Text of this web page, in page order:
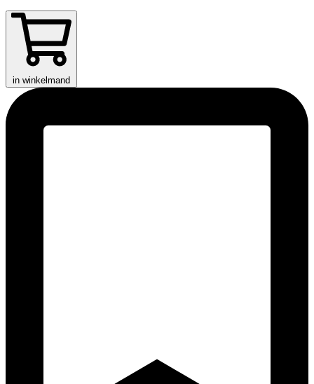
in winkelmand